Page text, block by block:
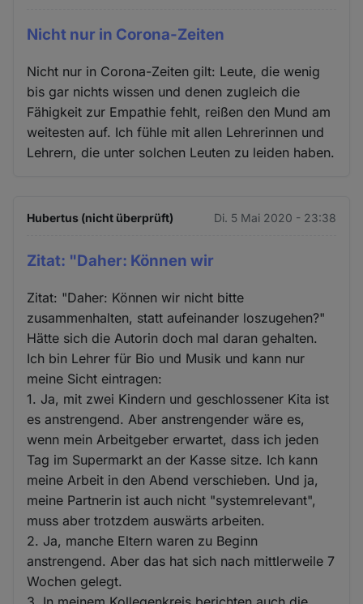
Nicht nur in Corona-Zeiten
Nicht nur in Corona-Zeiten gilt: Leute, die wenig
bis gar nichts wissen und denen zugleich die
Fähigkeit zur Empathie fehlt, reißen den Mund am
weitesten auf. Ich fühle mit allen Lehrerinnen und
Lehrern, die unter solchen Leuten zu leiden haben.
Hubertus (nicht überprüft) Di. 5 Mai 2020 - 23:38
Zitat: "Daher: Können wir
Zitat: "Daher: Können wir nicht bitte
zusammenhalten, statt aufeinander loszugehen?"
Hätte sich die Autorin doch mal daran gehalten.
Ich bin Lehrer für Bio und Musik und kann nur
meine Sicht eintragen:
1. Ja, mit zwei Kindern und geschlossener Kita ist
es anstrengend. Aber anstrengender wäre es,
wenn mein Arbeitgeber erwartet, dass ich jeden
Tag im Supermarkt an der Kasse sitze. Ich kann
meine Arbeit in den Abend verschieben. Und ja,
meine Partnerin ist auch nicht "systemrelevant",
muss aber trotzdem auswärts arbeiten.
2. Ja, manche Eltern waren zu Beginn
anstrengend. Aber das hat sich nach mittlerweile 7
Wochen gelegt.